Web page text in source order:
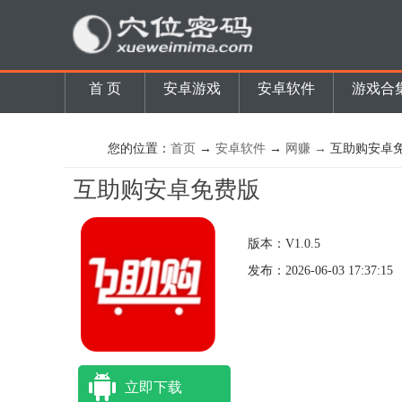
首 页 安卓游戏 安卓软件 游戏合
您的位置： 首页 → 安卓软件 → 网赚 → 互助购安卓
互助购安卓免费版
版本：V1.0.5
发布：2026-06-03 17:37:15
立即下载